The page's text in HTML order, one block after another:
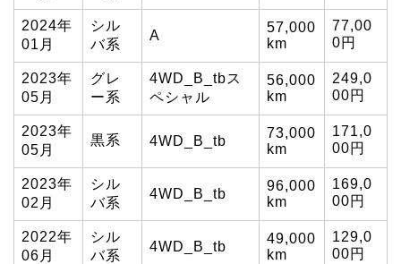
2024年
01月
シル
バ系
A
57,000
km
77,00
0円
2023年
05月
グレ
ー系
4WD_B_tbス
ペシャル
56,000
km
249,0
00円
2023年
05月
黒系 4WD_B_tb
73,000
km
171,0
00円
2023年
02月
シル
バ系
4WD_B_tb
96,000
km
169,0
00円
2022年
06月
シル
バ系
4WD_B_tb
49,000
km
129,0
00円